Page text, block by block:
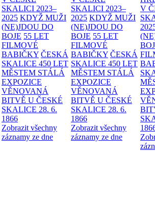
SKALICI 2023–
2025 KDYŽ MUŽI
(NE)JDOU DO
BOJE 55 LET
FILMOVÉ
BABIČKY ČESKÁ
SKALICE 450 LET
MĚSTEM STÁLÁ
EXPOZICE
VĚNOVANÁ
BITVĚ U ČESKÉ
SKALICE 28. 6.
1866
Zobrazit všechny
záznamy ze dne
SKALICI 2023–
2025 KDYŽ MUŽI
(NE)JDOU DO
BOJE 55 LET
FILMOVÉ
BABIČKY ČESKÁ
SKALICE 450 LET
MĚSTEM STÁLÁ
EXPOZICE
VĚNOVANÁ
BITVĚ U ČESKÉ
SKALICE 28. 6.
1866
Zobrazit všechny
záznamy ze dne
V